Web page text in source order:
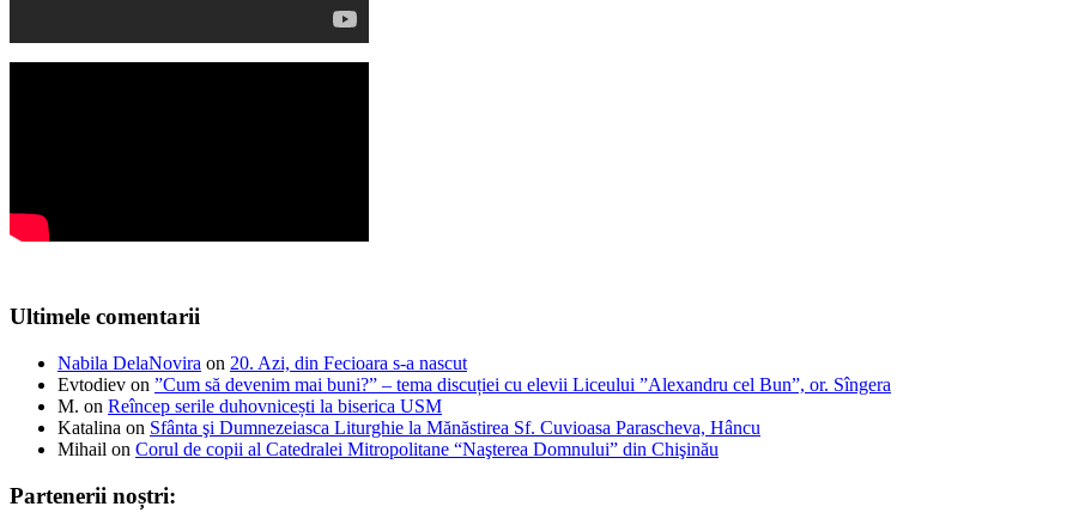
Ultimele comentarii
Nabila DelaNovira on 20. Azi, din Fecioara s-a nascut
Evtodiev on ”Cum să devenim mai buni?” – tema discuției cu elevii Liceului ”Alexandru cel Bun”, or. Sîngera
M. on Reîncep serile duhovnicești la biserica USM
Katalina on Sfânta şi Dumnezeiasca Liturghie la Mănăstirea Sf. Cuvioasa Parascheva, Hâncu
Mihail on Corul de copii al Catedralei Mitropolitane “Naşterea Domnului” din Chişinău
Partenerii noștri: